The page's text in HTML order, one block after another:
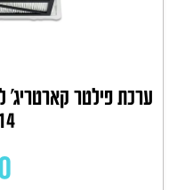
ערכת פילטר קארטריג'